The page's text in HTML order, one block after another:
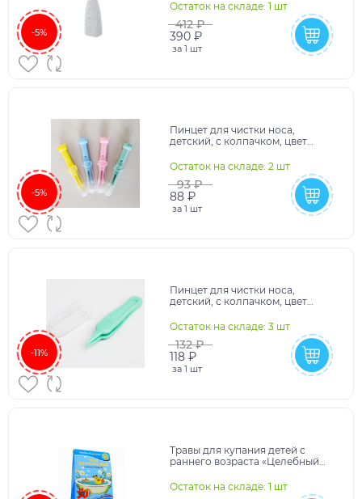
-5%
Остаток на складе: 1 шт
412 ₽
390 ₽
за 1 шт
-5%
Пинцет для чистки носа,
детский, с колпачком, цвет
Остаток на складе: 2 шт
93 ₽
88 ₽
за 1 шт
-11%
Пинцет для чистки носа,
детский, с колпачком, цвет
Остаток на складе: 3 шт
132 ₽
118 ₽
за 1 шт
Травы для купания детей с
раннего возраста «Целебный
пакетов по 5 г
Остаток на складе: 1 шт